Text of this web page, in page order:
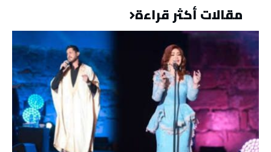
مقالات أكثر قراءة